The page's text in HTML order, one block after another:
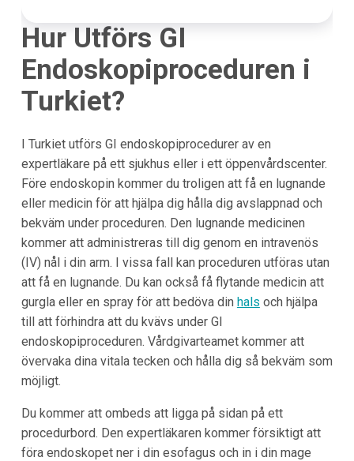
Hur Utförs GI
Endoskopiproceduren i
Turkiet?
I Turkiet utförs GI endoskopiprocedurer av en
expertläkare på ett sjukhus eller i ett öppenvårdscenter.
Före endoskopin kommer du troligen att få en lugnande
eller medicin för att hjälpa dig hålla dig avslappnad och
bekväm under proceduren. Den lugnande medicinen
kommer att administreras till dig genom en intravenös
(IV) nål i din arm. I vissa fall kan proceduren utföras utan
att få en lugnande. Du kan också få flytande medicin att
gurgla eller en spray för att bedöva din hals och hjälpa
till att förhindra att du kvävs under GI
endoskopiproceduren. Vårdgivarteamet kommer att
övervaka dina vitala tecken och hålla dig så bekväm som
möjligt.
Du kommer att ombeds att ligga på sidan på ett
procedurbord. Den expertläkaren kommer försiktigt att
föra endoskopet ner i din esofagus och in i din mage